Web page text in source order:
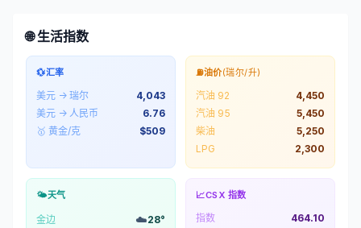
🌐 生活指数
💱汇率
美元 → 瑞尔
4,043
美元 → 人民币
6.76
🥇 黄金/克
$509
⛽油价(瑞尔/升)
汽油 92
4,450
汽油 95
5,450
柴油
5,250
LPG
2,300
🌤️天气
金边 ☁️28°
📈CSX 指数
指数
464.10